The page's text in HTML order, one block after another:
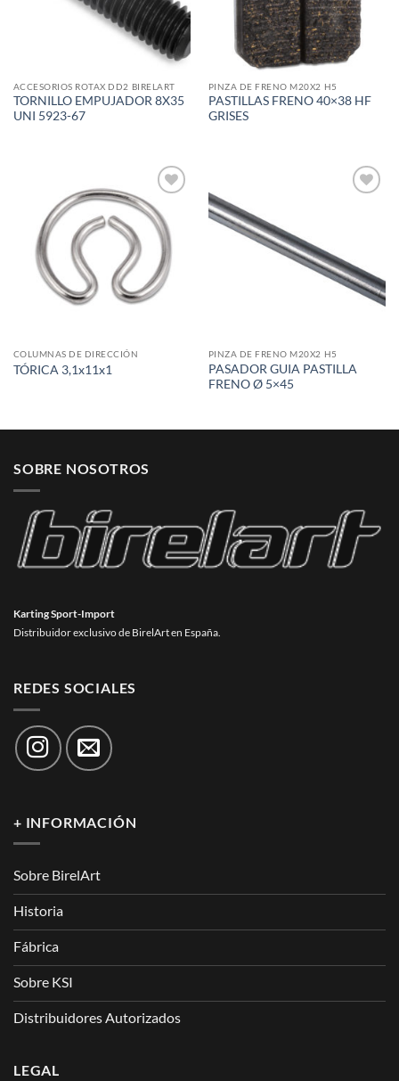
ACCESORIOS ROTAX DD2 BIRELART
TORNILLO EMPUJADOR 8X35
UNI 5923-67
PINZA DE FRENO M20X2 H5
PASTILLAS FRENO 40×38 HF
GRISES
Add to
wishlist
COLUMNAS DE DIRECCIÓN
TÓRICA 3,1x11x1
PINZA DE FRENO M20X2 H5
PASADOR GUIA PASTILLA
FRENO Ø 5×45
SOBRE NOSOTROS
Karting Sport-Import
Distribuidor exclusivo de BirelArt en España.
REDES SOCIALES
+ INFORMACIÓN
Sobre BirelArt
Historia
Fábrica
Sobre KSI
Distribuidores Autorizados
LEGAL